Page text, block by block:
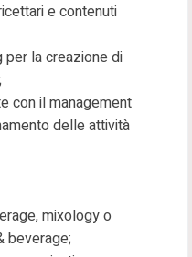
e contenuti
per la creazione di
con il management
delle attività
mixology o
beverage;